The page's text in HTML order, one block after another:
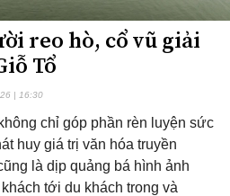
reo hò, cổ vũ giải
Tổ
| 16:30
chỉ góp phần rèn luyện sức
huy giá trị văn hóa truyền
là dịp quảng bá hình ảnh
tới du khách trong và